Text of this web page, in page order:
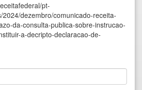
pt-
2024/dezembro/comunicado-receita-
da-consulta-publica-sobre-instrucao-
a-decripto-declaracao-de-